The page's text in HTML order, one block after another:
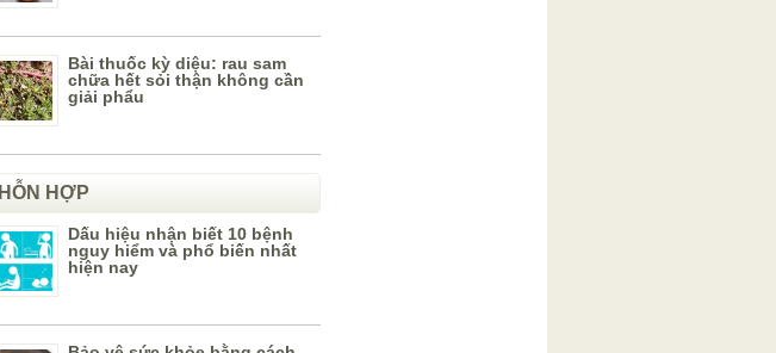
Bài thuốc kỳ diệu: rau sam
chữa hết sỏi thận không cần
giải phẩu
HỖN HỢP
Dấu hiệu nhận biết 10 bệnh
nguy hiểm và phổ biến nhất
hiện nay